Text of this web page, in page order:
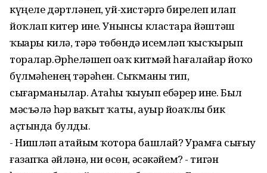
күңеле дәртләнеп, уй-хистәргә бирелеп илап
йоҡлап китер ине. Унынсы кластарҙа йәштәш
ҡыҙҙары килә, тәҙрә төбөндә исемләп ҡысҡырып
торалар.Әрһеҙләшеп оҙаҡ китмәй һағалайҙар йоҡо
бүлмәһенең тәҙрәһен. Сыҡманы тип,
сығарманылар. Атаһы ҡыуып ебәрер ине. Был
мәсъәлә һәр ваҡыт ҡаты, ауыр йоҙаҡлы бик
аҫтында булды.
- Нишләп атайым ҡотора башлай? Урамға сығыу
ғазапҡа әйләнә, ни өсөн, әсәкәйем? - тигән